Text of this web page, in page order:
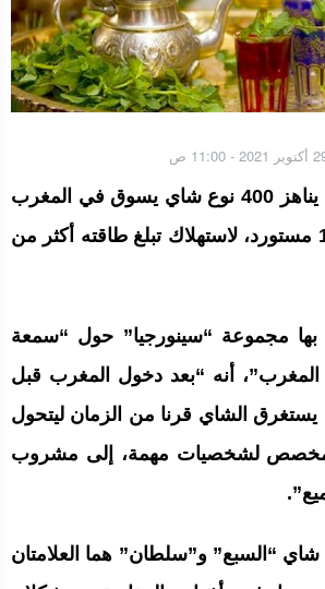
أفادت دراسة أن ما يناهز 400 نوع شاي يسوق في المغرب
يوزعها أكثر من 100 مستورد، لاستهلاك تبلغ طاقته أكثر من
مجموعة “سينورجيا” حول “سمعة
أنه “بعد دخول المغرب قبل
عام، لم يستغرق الشاي قرنا من الزمان ليتحول
لشخصيات مهمة، إلى مشروب
“السبع” و”سلطان” هما العلامتان